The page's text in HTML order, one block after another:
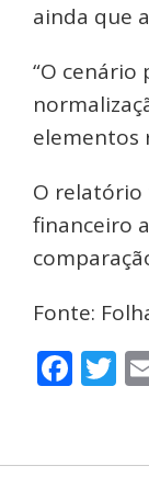
ainda que
“O
elementos
O relatório
financeiro
Fonte: